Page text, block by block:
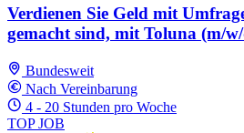
Verdienen Sie Geld mit
gemacht sind, mit Toluna (m/
Bundesweit
Nach Vereinbarung
4 - 20 Stunden pro Woche
TOP JOB